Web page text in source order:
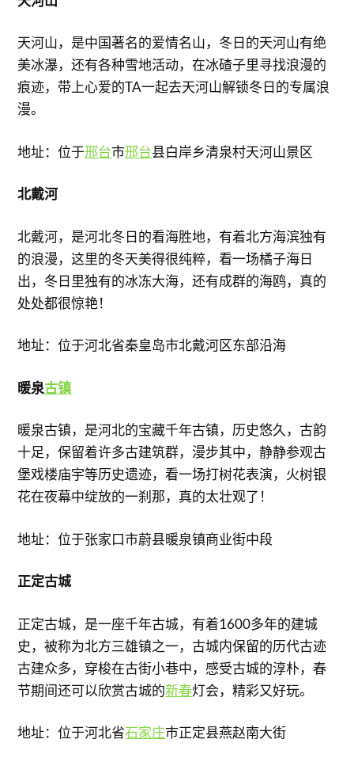
天河山，是中国著名的爱情名山，冬日的天河山有绝
美冰瀑，还有各种雪地活动，在冰碴子里寻找浪漫的
痕迹，带上心爱的TA一起去天河山解锁冬日的专属浪
漫。
地址：位于邢台市邢台县白岸乡清泉村天河山景区
北戴河
北戴河，是河北冬日的看海胜地，有着北方海滨独有
的浪漫，这里的冬天美得很纯粹，看一场橘子海日
出，冬日里独有的冰冻大海，还有成群的海鸥，真的
处处都很惊艳！
地址：位于河北省秦皇岛市北戴河区东部沿海
暖泉古镇
暖泉古镇，是河北的宝藏千年古镇，历史悠久，古韵
十足，保留着许多古建筑群，漫步其中，静静参观古
堡戏楼庙宇等历史遗迹，看一场打树花表演，火树银
花在夜幕中绽放的一刹那，真的太壮观了！
地址：位于张家口市蔚县暖泉镇商业街中段
正定古城
正定古城，是一座千年古城，有着1600多年的建城
史，被称为北方三雄镇之一，古城内保留的历代古迹
古建众多，穿梭在古街小巷中，感受古城的淳朴，春
节期间还可以欣赏古城的新春灯会，精彩又好玩。
地址：位于河北省石家庄市正定县燕赵南大街